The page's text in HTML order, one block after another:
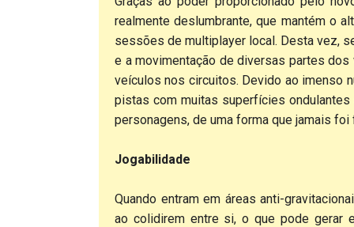
realmente deslumbrante, que mantém o
sessões de multiplayer local. Desta vez,
e a movimentação de diversas partes
veículos nos circuitos. Devido ao imenso
pistas com muitas superfícies
personagens, de uma forma que jamais foi
Jogabilidade
Quando entram em áreas anti-
ao colidirem entre si, o que pode gerar